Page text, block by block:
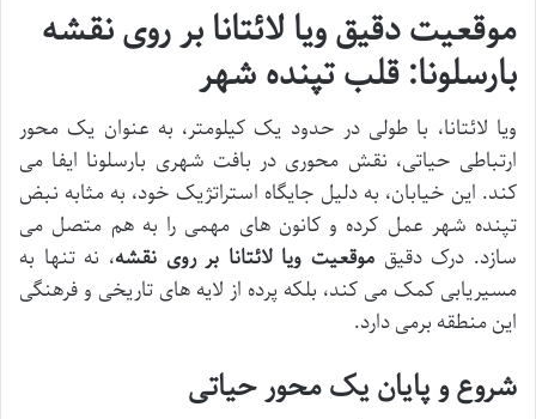
موقعیت دقیق ویا لائتانا بر روی نقشه
بارسلونا: قلب تپنده شهر
ویا لائتانا، با طولی در حدود یک کیلومتر، به عنوان یک محور
ارتباطی حیاتی، نقش محوری در بافت شهری بارسلونا ایفا می
کند. این خیابان، به دلیل جایگاه استراتژیک خود، به مثابه نبض
تپنده شهر عمل کرده و کانون های مهمی را به هم متصل می
سازد. درک دقیق موقعیت ویا لائتانا بر روی نقشه، نه تنها به
مسیریابی کمک می کند، بلکه پرده از لایه های تاریخی و فرهنگی
این منطقه برمی دارد.
شروع و پایان یک محور حیاتی